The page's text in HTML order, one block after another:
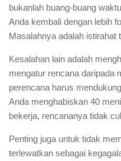
bukanlah buang-buang
Anda kembali dengan lebih
Masalahnya adalah istirahat
Kesalahan lain adalah
mengatur rencana daripada
perencana harus
Anda menghabiskan 40
bekerja, rencananya tidak
Penting juga untuk tidak
terlewatkan sebagai